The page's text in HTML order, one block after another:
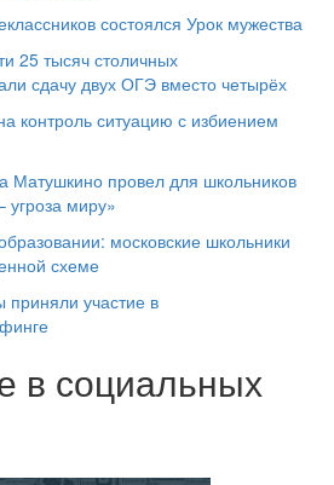
состоялся Урок мужества
25 тысяч столичных
сдачу двух ОГЭ вместо четырёх
контроль ситуацию с избиением
Матушкино провел для школьников
угроза миру»
московские школьники
схеме
приняли участие в
в социальных